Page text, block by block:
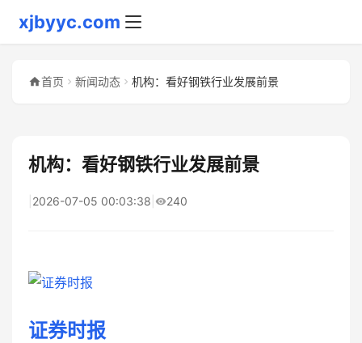
xjbyyc.com
首页 新闻动态 机构：看好钢铁行业发展前景
机构：看好钢铁行业发展前景
2026-07-05 00:03:38 240
证券时报